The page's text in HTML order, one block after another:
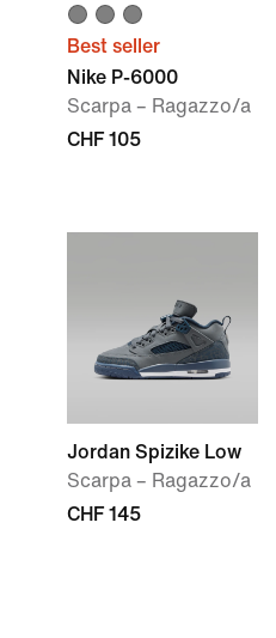
Best seller
Nike P-6000
Scarpa – Ragazzo/a
CHF 105
Jordan Spizike Low
Scarpa – Ragazzo/a
CHF 145